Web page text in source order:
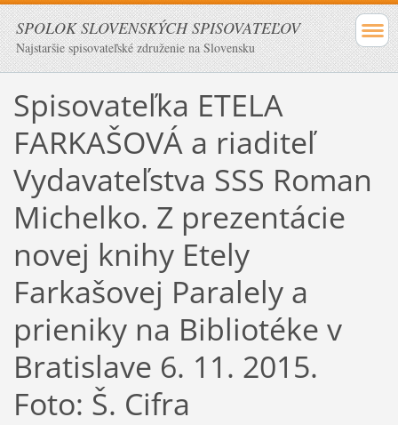
SPOLOK SLOVENSKÝCH SPISOVATEĽOV
Najstaršie spisovateľské združenie na Slovensku
Spisovateľka ETELA
FARKAŠOVÁ a riaditeľ
Vydavateľstva SSS Roman
Michelko. Z prezentácie
novej knihy Etely
Farkašovej Paralely a
prieniky na Bibliotéke v
Bratislave 6. 11. 2015.
Foto: Š. Cifra